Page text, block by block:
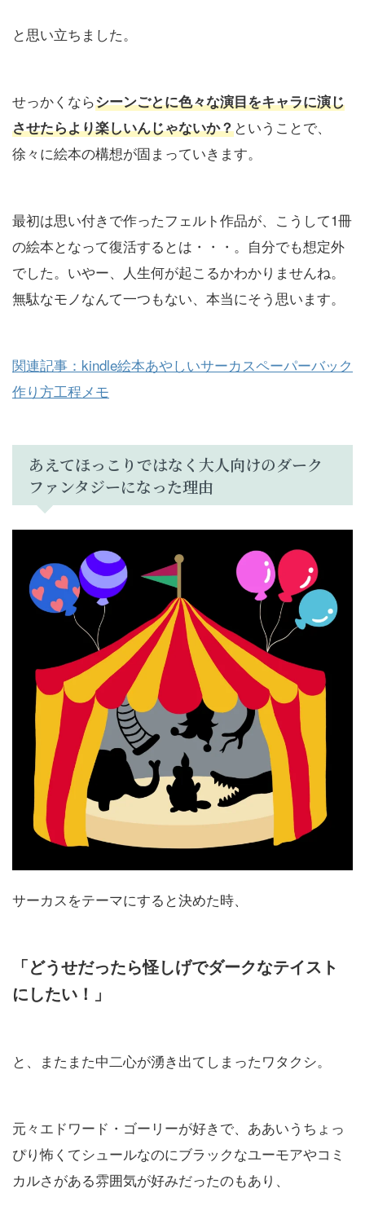
と思い立ちました。
せっかくならシーンごとに色々な演目をキャラに演じ
させたらより楽しいんじゃないか？ということで、
徐々に絵本の構想が固まっていきます。
最初は思い付きで作ったフェルト作品が、こうして1冊
の絵本となって復活するとは・・・。自分でも想定外
でした。いやー、人生何が起こるかわかりませんね。
無駄なモノなんて一つもない、本当にそう思います。
関連記事：kindle絵本あやしいサーカスペーパーバック
作り方工程メモ
あえてほっこりではなく大人向けのダーク
ファンタジーになった理由
サーカスをテーマにすると決めた時、
「どうせだったら怪しげでダークなテイスト
にしたい！」
と、またまた中二心が湧き出てしまったワタクシ。
元々エドワード・ゴーリーが好きで、ああいうちょっ
ぴり怖くてシュールなのにブラックなユーモアやコミ
カルさがある雰囲気が好みだったのもあり、